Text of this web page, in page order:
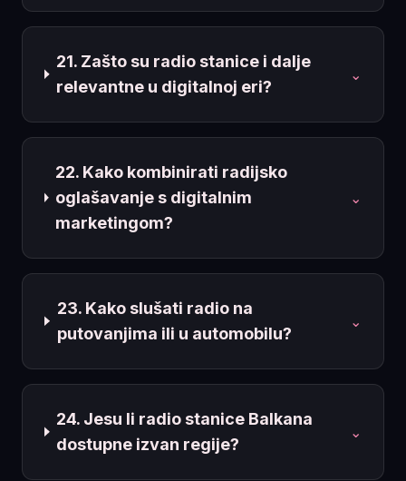
21. Zašto su radio stanice i dalje
relevantne u digitalnoj eri?
⌄
22. Kako kombinirati radijsko
oglašavanje s digitalnim
marketingom?
⌄
23. Kako slušati radio na
putovanjima ili u automobilu?
⌄
24. Jesu li radio stanice Balkana
dostupne izvan regije?
⌄